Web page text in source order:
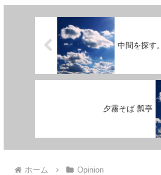
中間を探す。
夕霧そば 瓢亭
ホーム Opinion